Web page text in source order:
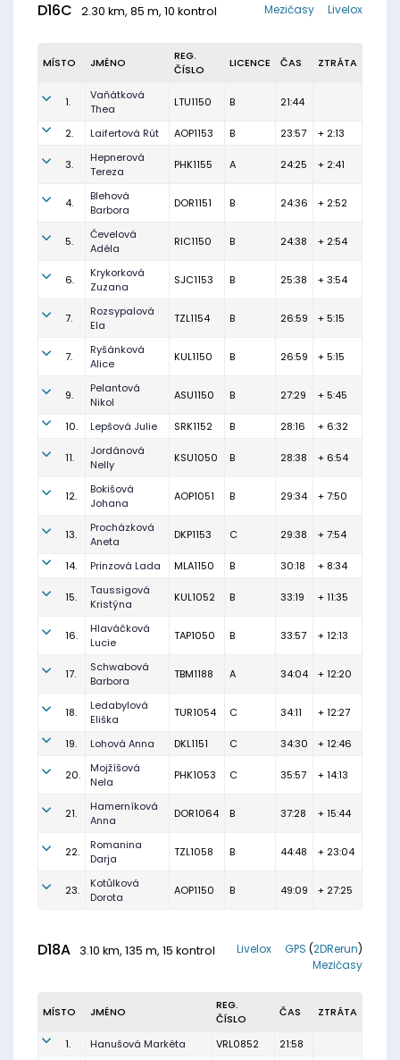
D16C 2.30 km, 85 m, 10 kontrol Livelox
Mezičasy
MÍSTO JMÉNO
REG.
ČÍSLO
LICENCE ČAS ZTRÁTA
1.
Vaňátková
Thea
LTU1150 B 21:44
2. Laifertová Rút AOP1153 B 23:57 + 2:13
3.
Hepnerová
Tereza
PHK1155 A 24:25 + 2:41
4.
Blehová
Barbora
DOR1151 B 24:36 + 2:52
5.
Čevelová
Adéla
RIC1150 B 24:38 + 2:54
6.
Krykorková
Zuzana
SJC1153 B 25:38 + 3:54
7.
Rozsypalová
Ela
TZL1154 B 26:59 + 5:15
7.
Ryšánková
Alice
KUL1150 B 26:59 + 5:15
9.
Pelantová
Nikol
ASU1150 B 27:29 + 5:45
10. Lepšová Julie SRK1152 B 28:16 + 6:32
11.
Jordánová
Nelly
KSU1050 B 28:38 + 6:54
12.
Bokišová
Johana
AOP1051 B 29:34 + 7:50
13.
Procházková
Aneta
DKP1153 C 29:38 + 7:54
14. Prinzová Lada MLA1150 B 30:18 + 8:34
15.
Taussigová
Kristýna
KUL1052 B 33:19 + 11:35
16.
Hlaváčková
Lucie
TAP1050 B 33:57 + 12:13
17.
Schwabová
Barbora
TBM1188 A 34:04 + 12:20
18.
Ledabylová
Eliška
TUR1054 C 34:11 + 12:27
19. Lohová Anna DKL1151 C 34:30 + 12:46
20.
Mojžíšová
Nela
PHK1053 C 35:57 + 14:13
21.
Hamerníková
Anna
DOR1064 B 37:28 + 15:44
22.
Romanina
Darja
TZL1058 B 44:48 + 23:04
23.
Kotůlková
Dorota
AOP1150 B 49:09 + 27:25
D18A 3.10 km, 135 m, 15 kontrol GPS (2DRerun)
Livelox
Mezičasy
MÍSTO JMÉNO
REG.
ČÍSLO
ČAS ZTRÁTA
1. Hanušová Markéta VRL0852
21:58